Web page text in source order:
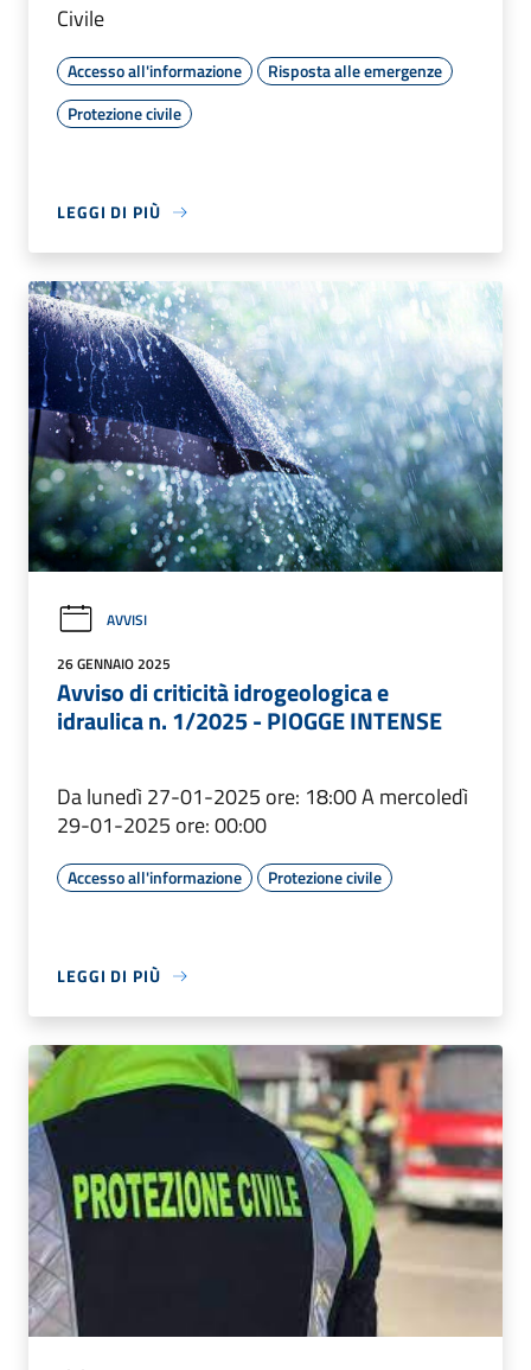
Civile
Accesso all'informazione
Risposta alle emergenze
Protezione civile
LEGGI DI PIÙ
AVVISI
26 GENNAIO 2025
Avviso di criticità idrogeologica e
idraulica n. 1/2025 - PIOGGE INTENSE
Da lunedì 27-01-2025 ore: 18:00 A mercoledì
29-01-2025 ore: 00:00
Accesso all'informazione Protezione civile
LEGGI DI PIÙ